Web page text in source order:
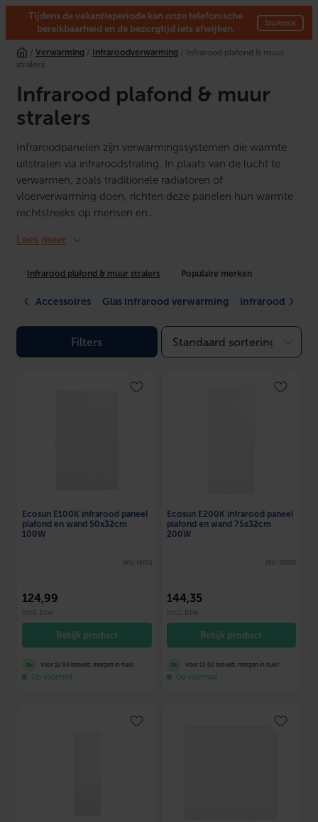
Tijdens de vakantieperiode kan onze telefonische
bereikbaarheid en de bezorgtijd iets afwijken.
Sluiten×
naar
de
/ Verwarming / Infraroodverwarming / Infrarood plafond & muur
stralers
Infrarood plafond & muur
stralers
Infraroodpanelen zijn verwarmingssystemen die warmte
uitstralen via infraroodstraling. In plaats van de lucht te
verwarmen, zoals traditionele radiatoren of
vloerverwarming doen, richten deze panelen hun warmte
rechtstreeks op mensen en…
Lees meer
Infrarood plafond & muur stralers Populaire merken
Accessoires Glas infrarood verwarming Infrarood
Filters
Ecosun E100K infrarood paneel
plafond en wand 50x32cm
100W
SKU: 16015
124,99
incl. btw
Bekijk product
Voor 12:00 besteld, morgen in huis!
Op voorraad
Ecosun E200K infrarood paneel
plafond en wand 75x32cm
200W
SKU: 16020
144,35
incl. btw
Bekijk product
Voor 12:00 besteld, morgen in huis!
Op voorraad